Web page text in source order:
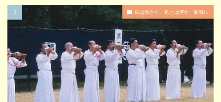
病は気から、気とは何か、愉気法